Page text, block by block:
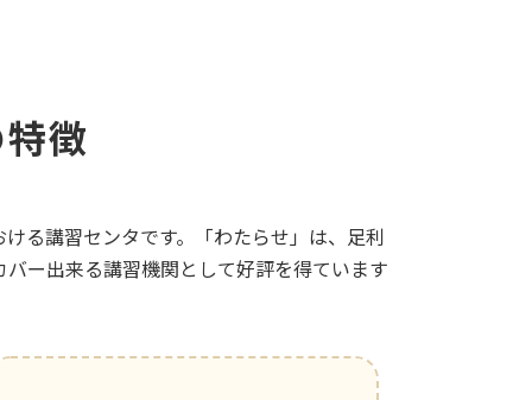
徴
る講習センタです。「わたらせ」は、足利
ー出来る講習機関として好評を得ています